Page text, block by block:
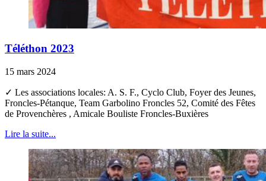
Téléthon 2023
15 mars 2024
✓ Les associations locales: A. S. F., Cyclo Club, Foyer des Jeunes,
Froncles-Pétanque, Team Garbolino Froncles 52, Comité des Fêtes
de Provenchères , Amicale Bouliste Froncles-Buxières
Lire la suite...